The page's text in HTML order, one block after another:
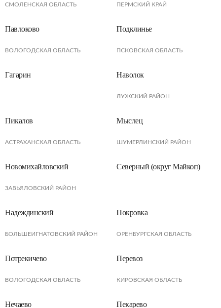
СМОЛЕНСКАЯ ОБЛАСТЬ ПЕРМСКИЙ КРАЙ
Павлоково
ВОЛОГОДСКАЯ ОБЛАСТЬ
Подклинье
ПСКОВСКАЯ ОБЛАСТЬ
Гагарин Наволок
ЛУЖСКИЙ РАЙОН
Пикалов
АСТРАХАНСКАЯ ОБЛАСТЬ
Мыслец
ШУМЕРЛИНСКИЙ РАЙОН
Новомихайловский
ЗАВЬЯЛОВСКИЙ РАЙОН
Северный (округ Майкоп)
Надеждинский
БОЛЬШЕИГНАТОВСКИЙ РАЙОН
Покровка
ОРЕНБУРГСКАЯ ОБЛАСТЬ
Потрекичево
ВОЛОГОДСКАЯ ОБЛАСТЬ
Перевоз
КИРОВСКАЯ ОБЛАСТЬ
Нечаево Пекарево